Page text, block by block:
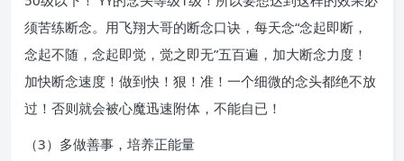
须苦练断念。用飞翔大哥的断念口诀，每天念“念起即断，
念起不随，念起即觉，觉之即无”五百遍，加大断念力度！
加快断念速度！做到快！狠！准！一个细微的念头都绝不放
过！否则就会被心魔迅速附体，不能自已！
（3）多做善事，培养正能量